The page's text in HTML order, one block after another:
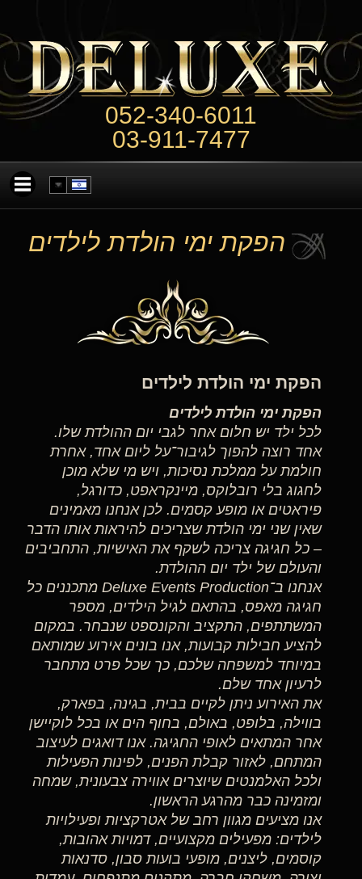
052-340-6011
03-911-7477
הפקת ימי הולדת לילדים
הפקת ימי הולדת לילדים
הפקת ימי הולדת לילדים
לכל ילד יש חלום אחר לגבי יום ההולדת שלו.
אחד רוצה להפוך לגיבור־על ליום אחד, אחרת
חולמת על ממלכת נסיכות, ויש מי שלא מוכן
לחגוג בלי רובלוקס, מיינקראפט, כדורגל,
פיראטים או מופע קסמים. לכן אנחנו מאמינים
שאין שני ימי הולדת שצריכים להיראות אותו הדבר
– כל חגיגה צריכה לשקף את האישיות, התחביבים
והעולם של ילד יום ההולדת.
אנחנו ב־Deluxe Events Production מתכננים כל
חגיגה מאפס, בהתאם לגיל הילדים, מספר
המשתתפים, התקציב והקונספט שנבחר. במקום
להציע חבילות קבועות, אנו בונים אירוע שמותאם
במיוחד למשפחה שלכם, כך שכל פרט מתחבר
לרעיון אחד שלם.
את האירוע ניתן לקיים בבית, בגינה, בפארק,
בווילה, בלופט, באולם, בחוף הים או בכל לוקיישן
אחר המתאים לאופי החגיגה. אנו דואגים לעיצוב
המתחם, לאזור קבלת הפנים, לפינות הפעילות
ולכל האלמנטים שיוצרים אווירה צבעונית, שמחה
ומזמינה כבר מהרגע הראשון.
אנו מציעים מגוון רחב של אטרקציות ופעילויות
לילדים: מפעילים מקצועיים, דמויות אהובות,
קוסמים, ליצנים, מופעי בועות סבון, סדנאות